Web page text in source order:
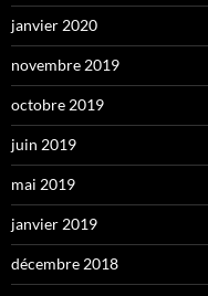
janvier 2020
novembre 2019
octobre 2019
juin 2019
mai 2019
janvier 2019
décembre 2018